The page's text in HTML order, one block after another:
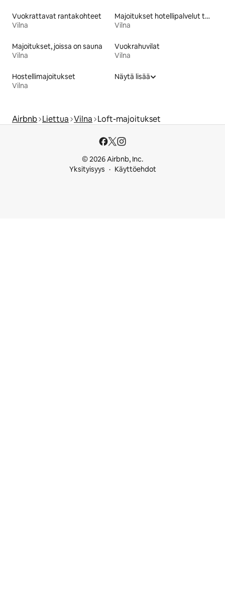
Vuokrattavat rantakohteet
Vilna
Majoitukset hotellipalvelut tarjoavissa huoneistoissa
Vilna
Majoitukset, joissa on sauna
Vilna
Vuokrahuvilat
Vilna
Hostellimajoitukset
Vilna
Näytä lisää
Airbnb Liettua Vilna Loft-majoitukset
© 2026 Airbnb, Inc.
Yksityisyys
Käyttöehdot